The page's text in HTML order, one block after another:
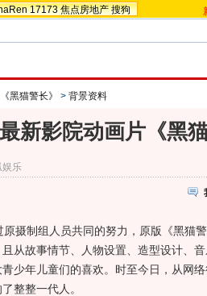
17173 焦点房地产 搜狗
《黑猫警长》 > 背景资料
新影院动画片《黑
娱乐
制组人员共同的努力，原版《黑猫警
从故事情节、人物设置、造型设计、
少年儿童们的喜欢。时至今日，从网
整整一代人。